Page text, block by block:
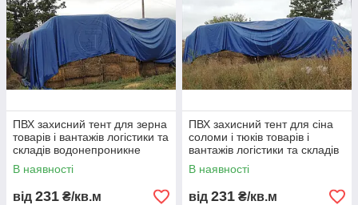
ПВХ захисний тент для зерна
товарів і вантажів логістики та
складів водонепроникне
накриття для зберігання і
транспортування
В наявності
від 231 ₴/кв.м
ПВХ захисний тент для сіна
соломи і тюків товарів і
вантажів логістики та складів
водонепроникне накриття
для зберігання
В наявності
від 231 ₴/кв.м